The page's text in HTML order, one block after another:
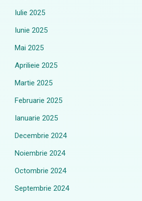
Iulie 2025
Iunie 2025
Mai 2025
Aprilieie 2025
Martie 2025
Februarie 2025
Ianuarie 2025
Decembrie 2024
Noiembrie 2024
Octombrie 2024
Septembrie 2024